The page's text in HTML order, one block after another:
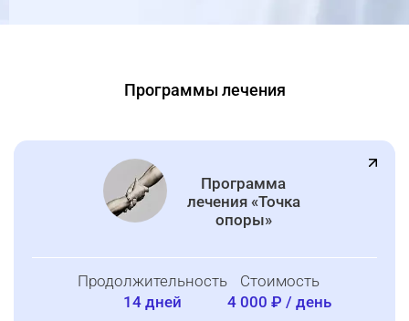
Программы лечения
Программа
лечения «Точка
опоры»
Продолжительность
14 дней
Стоимость
4 000 ₽ / день